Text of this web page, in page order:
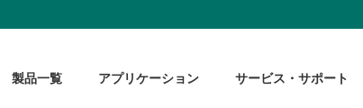
製品一覧 アプリケーション サービス・サポート